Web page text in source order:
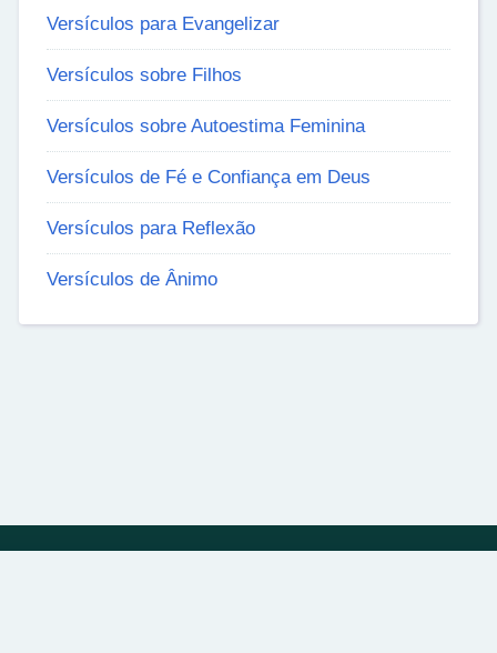
Versículos para Evangelizar
Versículos sobre Filhos
Versículos sobre Autoestima Feminina
Versículos de Fé e Confiança em Deus
Versículos para Reflexão
Versículos de Ânimo